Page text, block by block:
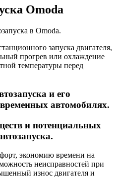
Omoda
в Omoda.
запуска двигателя,
прогрев или охлаждение
температуры перед
и его
автомобилях.
и потенциальных
экономию времени на
неисправностей при
износ двигателя и